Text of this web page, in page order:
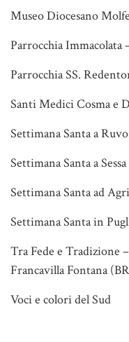
Museo Diocesano
Parrocchia Immacolata
Parrocchia SS.
Santi Medici Cosma e
Settimana Santa a Ruvo
Settimana Santa a
Settimana Santa ad
Settimana Santa in
Tra Fede e Tradizione
Francavilla Fontana
Voci e colori del Sud